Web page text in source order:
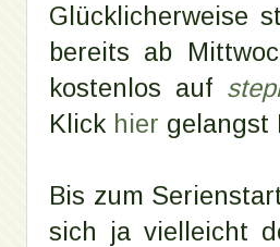
Glücklicherweise
bereits ab
kostenlos auf
Klick hier gelangst
Bis zum
sich ja vielleicht